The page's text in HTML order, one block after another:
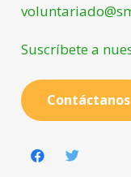
Suscríbete a
Contáctanos